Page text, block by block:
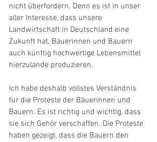
nicht überfordern. Denn es ist in unser
aller Interesse, dass unsere
Landwirtschaft in Deutschland eine
Zukunft hat, Bäuerinnen und Bauern
auch künftig hochwertige Lebensmittel
hierzulande produzieren.
Ich habe deshalb vollstes Verständnis
für die Proteste der Bäuerinnen und
Bauern. Es ist richtig und wichtig, dass
sie sich Gehör verschaffen. Die Proteste
haben gezeigt, dass die Bauern den